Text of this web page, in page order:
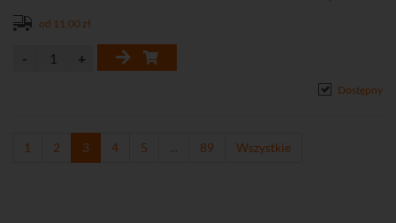
• Możliwy montaż na szynie DIN
od 11,00 zł
Dostępny
1 2 3 4 5 ... 89 Wszystkie